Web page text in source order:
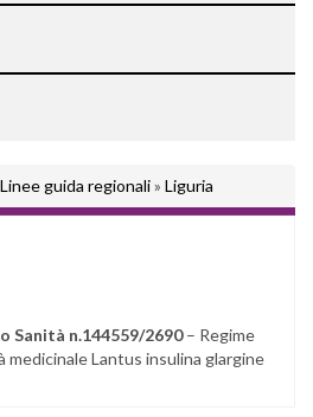
Linee guida regionali» Liguria
Sanità n.144559/2690– Regime
medicinale Lantus insulina glargine